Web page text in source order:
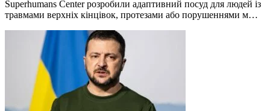
Superhumans Center розробили адаптивний посуд для людей із
травмами верхніх кінцівок, протезами або порушеннями м…